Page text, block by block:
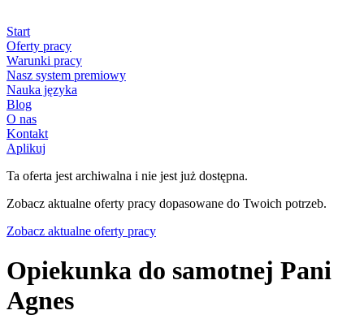
Start
Oferty pracy
Warunki pracy
Nasz system premiowy
Nauka języka
Blog
O nas
Kontakt
Aplikuj
Ta oferta jest archiwalna i nie jest już dostępna.
Zobacz aktualne oferty pracy dopasowane do Twoich potrzeb.
Zobacz aktualne oferty pracy
Opiekunka do samotnej Pani
Agnes